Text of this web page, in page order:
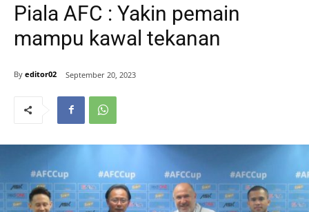
Piala AFC : Yakin pemain
mampu kawal tekanan
By editor02 September 20, 2023